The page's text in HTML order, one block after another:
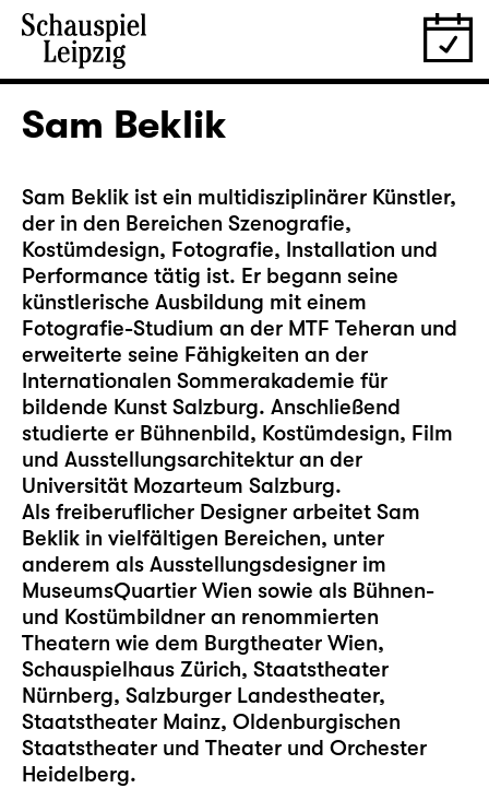
Sam Beklik
Sam Beklik ist ein multidisziplinärer Künstler,
der in den Bereichen Szenografie,
Kostümdesign, Fotografie, Installation und
Performance tätig ist. Er begann seine
künstlerische Ausbildung mit einem
Fotografie-Studium an der MTF Teheran und
erweiterte seine Fähigkeiten an der
Internationalen Sommerakademie für
bildende Kunst Salzburg. Anschließend
studierte er Bühnenbild, Kostümdesign, Film
und Ausstellungsarchitektur an der
Universität Mozarteum Salzburg.
Als freiberuflicher Designer arbeitet Sam
Beklik in vielfältigen Bereichen, unter
anderem als Ausstellungsdesigner im
MuseumsQuartier Wien sowie als Bühnen-
und Kostümbildner an renommierten
Theatern wie dem Burgtheater Wien,
Schauspielhaus Zürich, Staatstheater
Nürnberg, Salzburger Landestheater,
Staatstheater Mainz, Oldenburgischen
Staatstheater und Theater und Orchester
Heidelberg.